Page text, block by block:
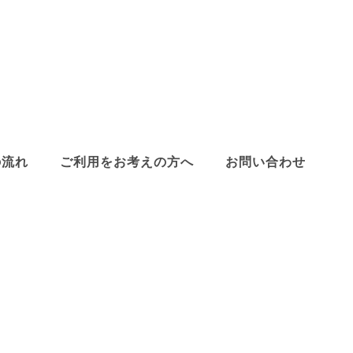
れ ご利用をお考えの方へ お問い合わせ